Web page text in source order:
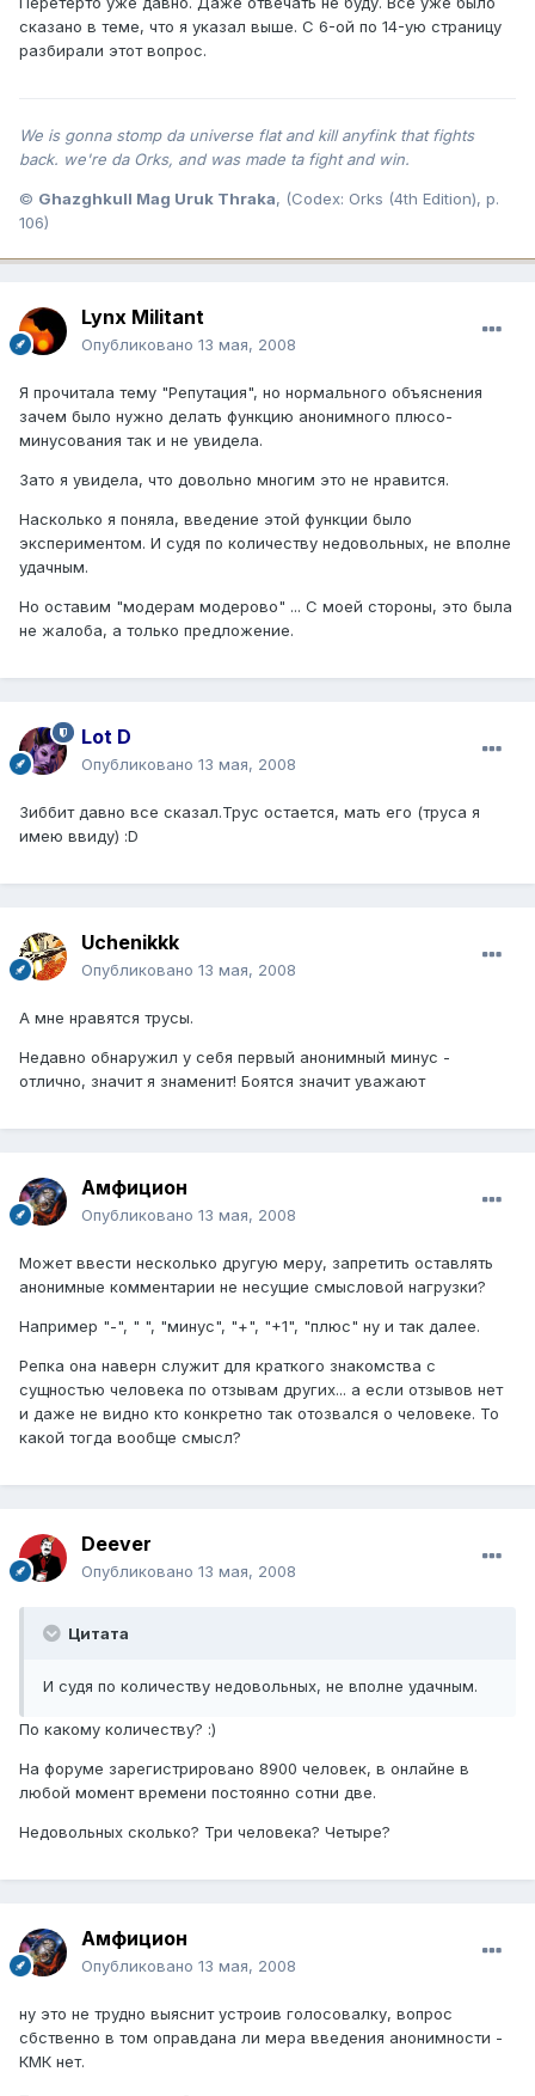
сказано в теме, что я указал выше. С 6-ой по 14-ую страницу
разбирали этот вопрос.
We is gonna stomp da universe flat and kill anyfink that fights
back. we're da Orks, and was made ta fight and win.
© Ghazghkull Mag Uruk Thraka, (Codex: Orks (4th Edition), p.
106)
Lynx Militant
Опубликовано 13 мая, 2008
Я прочитала тему "Репутация", но нормального объяснения
зачем было нужно делать функцию анонимного плюсо-
минусования так и не увидела.
Зато я увидела, что довольно многим это не нравится.
Насколько я поняла, введение этой функции было
экспериментом. И судя по количеству недовольных, не вполне
удачным.
Но оставим "модерам модерово" ... С моей стороны, это была
не жалоба, а только предложение.
Lot D
Опубликовано 13 мая, 2008
Зиббит давно все сказал.Трус остается, мать его (труса я
имею ввиду) :D
Uchenikkk
Опубликовано 13 мая, 2008
А мне нравятся трусы.
Недавно обнаружил у себя первый анонимный минус -
отлично, значит я знаменит! Боятся значит уважают
Амфицион
Опубликовано 13 мая, 2008
Может ввести несколько другую меру, запретить оставлять
анонимные комментарии не несущие смысловой нагрузки?
Например "-", " ", "минус", "+", "+1", "плюс" ну и так далее.
Репка она наверн служит для краткого знакомства с
сущностью человека по отзывам других... а если отзывов нет
и даже не видно кто конкретно так отозвался о человеке. То
какой тогда вообще смысл?
Deever
Опубликовано 13 мая, 2008
Цитата
И судя по количеству недовольных, не вполне удачным.
По какому количеству? :)
На форуме зарегистрировано 8900 человек, в онлайне в
любой момент времени постоянно сотни две.
Недовольных сколько? Три человека? Четыре?
Амфицион
Опубликовано 13 мая, 2008
ну это не трудно выяснит устроив голосовалку, вопрос
сбственно в том оправдана ли мера введения анонимности -
КМК нет.